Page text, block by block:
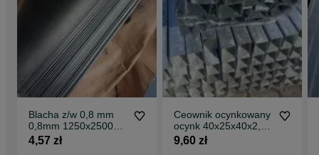
Blacha z/w 0,8 mm
0,8mm 1250x2500
1,25m 2,5m 1,25x2,5
blachy stal
4,57 zł
Ceownik ocynkowany
ocynk 40x25x40x2,0
40 25 ocynki stal
WYPRZEDAŻ
9,60 zł